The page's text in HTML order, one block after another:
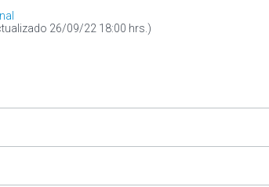
26/09/22 18:00 hrs.)